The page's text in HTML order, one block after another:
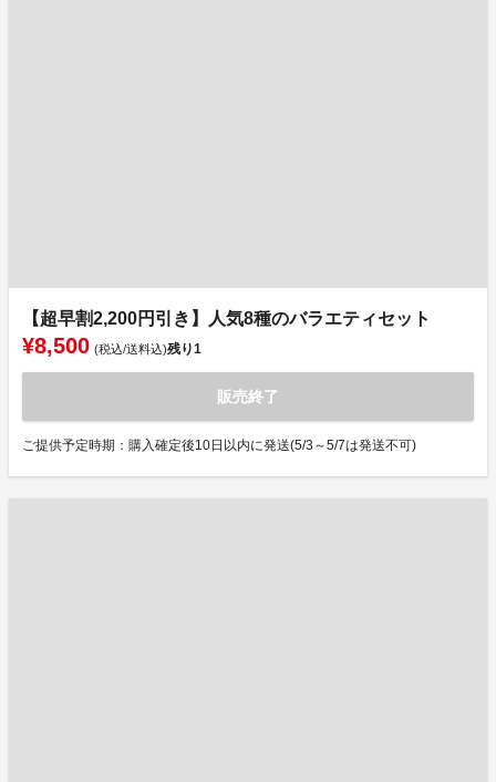
【超早割2,200円引き】人気8種のバラエティセット
¥8,500 (税込/送料込)残り1
販売終了
ご提供予定時期：購入確定後10日以内に発送(5/3～5/7は発送不可)